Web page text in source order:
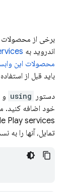
برخی از
اندروید به
محصولات این
باید قبل از
دستور
using و
خود اضافه کنید.
Playservices
تمایل، آنها را به